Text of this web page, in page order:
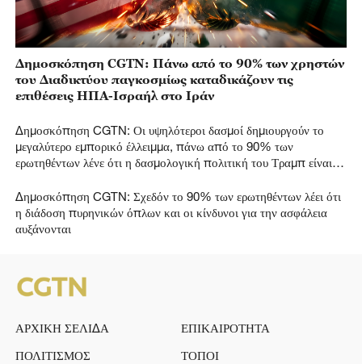
Δημοσκόπηση CGTN: Πάνω από το 90% των χρηστών
του Διαδικτύου παγκοσμίως καταδικάζουν τις
επιθέσεις ΗΠΑ-Ισραήλ στο Ιράν
Δημοσκόπηση CGTN: Οι υψηλότεροι δασμοί δημιουργούν το
μεγαλύτερο εμπορικό έλλειμμα, πάνω από το 90% των
ερωτηθέντων λένε ότι η δασμολογική πολιτική του Τραμπ είναι
Δημοσκόπηση CGTN: Σχεδόν το 90% των ερωτηθέντων λέει ότι
η διάδοση πυρηνικών όπλων και οι κίνδυνοι για την ασφάλεια
αυξάνονται
ΑΡΧΙΚΗ ΣΕΛΙΔΑ
ΕΠΙΚΑΙΡΟΤΗΤΑ
ΠΟΛΙΤΙΣΜΟΣ
ΤΟΠΟΙ